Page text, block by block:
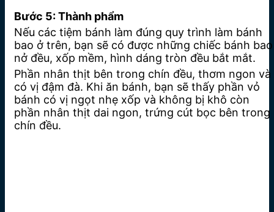
Bước 5: Thành phẩm
Nếu các tiệm bánh làm đúng quy trình làm bánh
bao ở trên, bạn sẽ có được những chiếc bánh bao
nở đều, xốp mềm, hình dáng tròn đều bắt mắt.
Phần nhân thịt bên trong chín đều, thơm ngon và
có vị đậm đà. Khi ăn bánh, bạn sẽ thấy phần vỏ
bánh có vị ngọt nhẹ xốp và không bị khô còn
phần nhân thịt dai ngon, trứng cút bọc bên trong
chín đều.